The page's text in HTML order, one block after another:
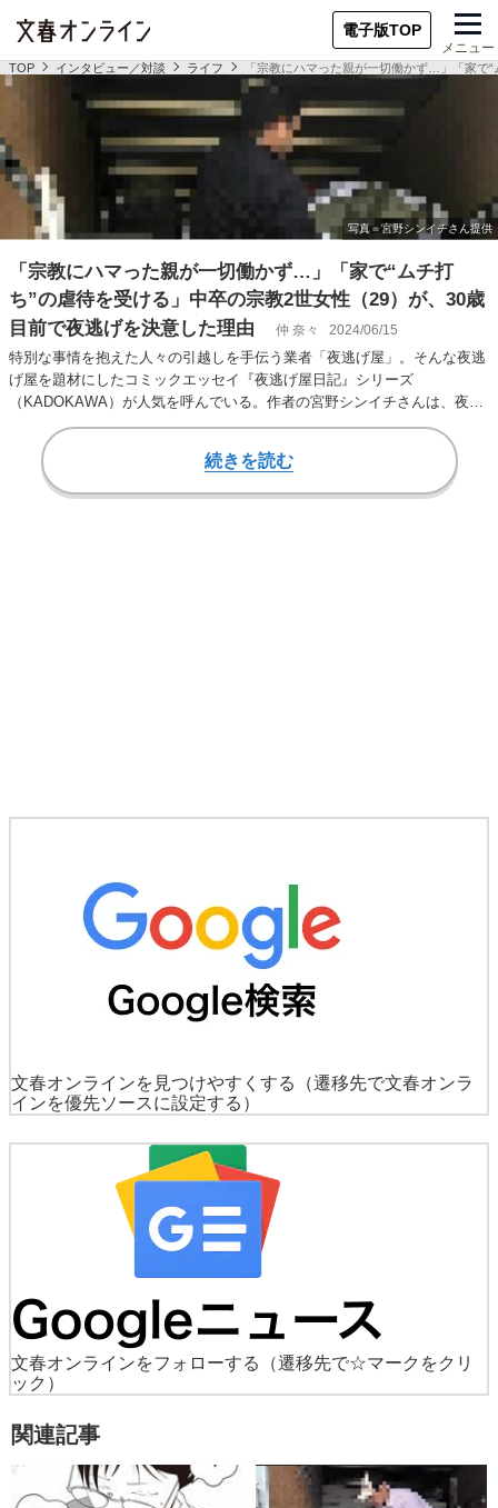
電子版TOP
メニュー
TOP インタビュー／対談 ライフ 「宗教にハマった親が一切働かず…」「家で
「宗教にハマった親が一切働かず…」「家で“ムチ打
ち”の虐待を受ける」中卒の宗教2世女性（29）が、30歳
目前で夜逃げを決意した理由
仲 奈々 2024/06/15
特別な事情を抱えた人々の引越しを手伝う業者「夜逃げ屋」。そんな夜逃
げ屋を題材にしたコミックエッセイ『夜逃げ屋日記』シリーズ
（KADOKAWA）が人気を呼んでいる。作者の宮野シンイチさんは、夜逃
げ専門引っ越し業者「夜…
続きを読む
文春オンラインを見つけやすくする
（遷移先で文春オンラ
インを優先ソースに設定する）
文春オンラインをフォローする
（遷移先で☆マークをクリ
ック）
関連記事